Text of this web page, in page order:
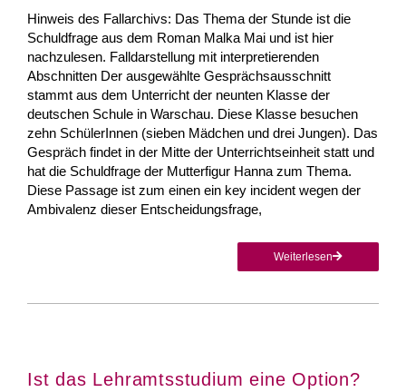
Hinweis des Fallarchivs: Das Thema der Stunde ist die
Schuldfrage aus dem Roman Malka Mai und ist hier
nachzulesen. Falldarstellung mit interpretierenden
Abschnitten Der ausgewählte Gesprächsausschnitt
stammt aus dem Unterricht der neunten Klasse der
deutschen Schule in Warschau. Diese Klasse besuchen
zehn SchülerInnen (sieben Mädchen und drei Jungen). Das
Gespräch findet in der Mitte der Unterrichtseinheit statt und
hat die Schuldfrage der Mutterfigur Hanna zum Thema.
Diese Passage ist zum einen ein key incident wegen der
Ambivalenz dieser Entscheidungsfrage,
Weiterlesen
Ist das Lehramtsstudium eine Option?